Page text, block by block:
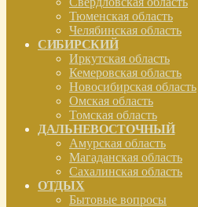
Тюменская область
Челябинская область
СИБИРСКИЙ
Иркутская область
Кемеровская область
Новосибирская область
Омская область
Томская область
ДАЛЬНЕВОСТОЧНЫЙ
Амурская область
Магаданская область
Сахалинская область
ОТДЫХ
Бытовые вопросы